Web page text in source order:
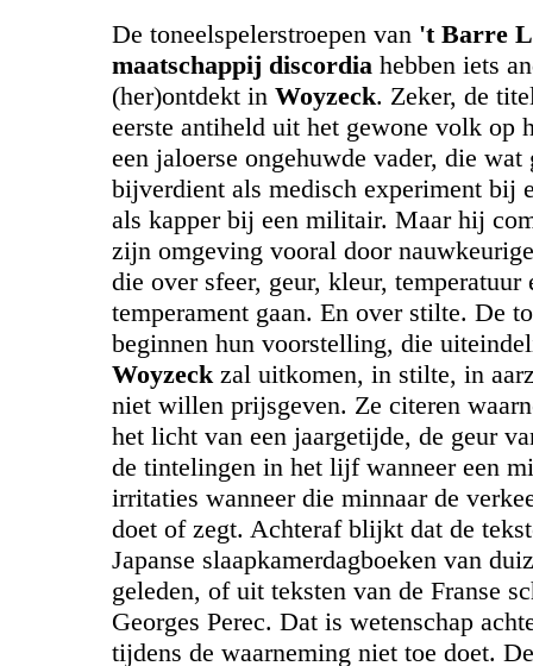
De toneelspelerstroepen van 't Barre
maatschappij discordia hebben iets
(her)ontdekt in Woyzeck. Zeker, de
eerste antiheld uit het gewone volk op
een jaloerse ongehuwde vader, die wat
bijverdient als medisch experiment bij
als kapper bij een militair. Maar hij
zijn omgeving vooral door
die over sfeer, geur, kleur, temperatuur
temperament gaan. En over stilte. De
beginnen hun voorstelling, die
Woyzeckzal uitkomen, in stilte, in
niet willen prijsgeven. Ze citeren
het licht van een jaargetijde, de geur
de tintelingen in het lijf wanneer een
irritaties wanneer die minnaar de
doet of zegt. Achteraf blijkt dat de
Japanse slaapkamerdagboeken van
geleden, of uit teksten van de Franse
Georges Perec. Dat is wetenschap
tijdens de waarneming niet toe doet.